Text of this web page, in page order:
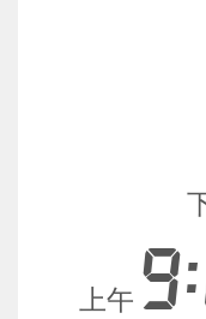
上午